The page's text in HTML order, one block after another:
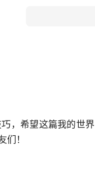
，希望这篇我的世界
！